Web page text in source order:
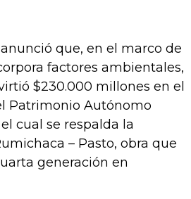
anunció que, en el marco de
factores ambientales,
$230.000 millones en el
Patrimonio Autónomo
cual se respalda la
– Pasto, obra que
generación en